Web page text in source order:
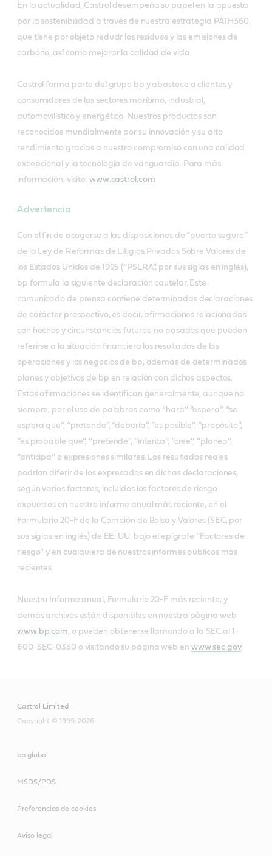
En la actualidad, Castrol desempeña su papel en la apuesta
por la sostenibilidad a través de nuestra estrategia PATH360,
que tiene por objeto reducir los residuos y las emisiones de
carbono, así como mejorar la calidad de vida.
Castrol forma parte del grupo bp y abastece a clientes y
consumidores de los sectores marítimo, industrial,
automovilístico y energético. Nuestros productos son
reconocidos mundialmente por su innovación y su alto
rendimiento gracias a nuestro compromiso con una calidad
excepcional y la tecnología de vanguardia. Para más
información, visite: www.castrol.com
Advertencia
Con el fin de acogerse a las disposiciones de “puerto seguro”
de la Ley de Reformas de Litigios Privados Sobre Valores de
los Estados Unidos de 1995 (“PSLRA”, por sus siglas en inglés),
bp formula la siguiente declaración cautelar. Este
comunicado de prensa contiene determinadas declaraciones
de carácter prospectivo, es decir, afirmaciones relacionadas
con hechos y circunstancias futuros, no pasados que pueden
referirse a la situación financiera los resultados de las
operaciones y los negocios de bp, además de determinados
planes y objetivos de bp en relación con dichos aspectos.
Estas afirmaciones se identifican generalmente, aunque no
siempre, por el uso de palabras como “hará” “espera”, “se
espera que”, “pretende”, “debería”, “es posible”, “propósito”,
“es probable que”, “pretende”, “intenta”, “cree”, “planea”,
“anticipa” o expresiones similares. Los resultados reales
podrían diferir de los expresados en dichas declaraciones,
según varios factores, incluidos los factores de riesgo
expuestos en nuestro informe anual más reciente, en el
Formulario 20-F de la Comisión de Bolsa y Valores (SEC, por
sus siglas en inglés) de EE. UU. bajo el epígrafe “Factores de
riesgo” y en cualquiera de nuestros informes públicos más
recientes.
Nuestro Informe anual, Formulario 20-F más reciente, y
demás archivos están disponibles en nuestra página web
www.bp.com, o pueden obtenerse llamando a la SEC al 1-
800-SEC-0330 o visitando su página web en www.sec.gov.
Castrol Limited
Copyright © 1999-2026
bp global
MSDS/PDS
Preferencias de cookies
Aviso legal